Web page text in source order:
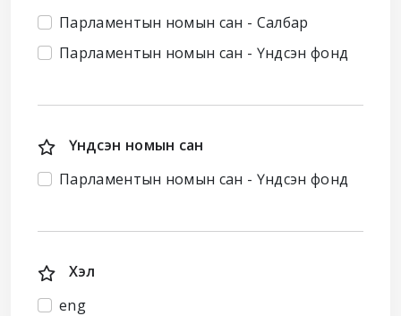
Парламентын номын сан - Салбар
Парламентын номын сан - Үндсэн фонд
Үндсэн номын сан
Парламентын номын сан - Үндсэн фонд
Хэл
eng